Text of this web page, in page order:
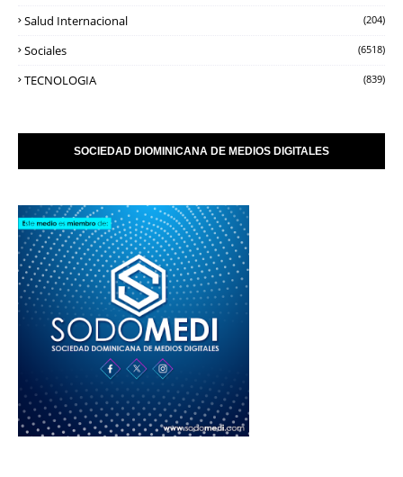
Salud Internacional (204)
Sociales (6518)
TECNOLOGIA (839)
SOCIEDAD DIOMINICANA DE MEDIOS DIGITALES